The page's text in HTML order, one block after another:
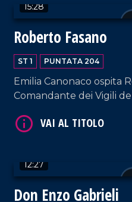
15:28
Roberto Fasano
ST 1 PUNTATA 204
Emilia Canonaco ospita
Comandante dei Vigili
12:27
Don Enzo Gabrieli
VAI AL TITOLO